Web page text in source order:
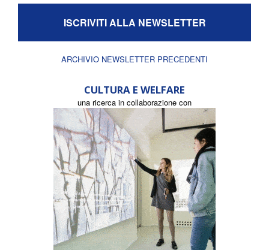
ISCRIVITI ALLA NEWSLETTER
ARCHIVIO NEWSLETTER PRECEDENTI
CULTURA E WELFARE
una ricerca in collaborazione con